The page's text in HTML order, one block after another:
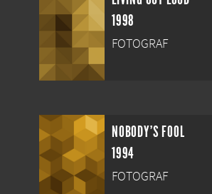
1998
FOTOGRAF
NOBODY'S FOOL
1994
FOTOGRAF